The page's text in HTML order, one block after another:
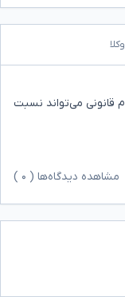
قانونی می‌تواند نسبت
مشاهده دیدگاه‌ها ( ۰